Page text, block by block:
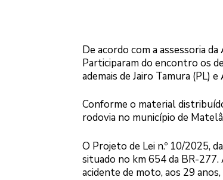
De acordo com a assessoria
Participaram do encontro os
ademais de Jairo Tamura (PL)
Conforme o material
rodovia no município de
O Projeto de Lei n.º 10/2025,
situado no km 654 da BR-277.
acidente de moto, aos 29